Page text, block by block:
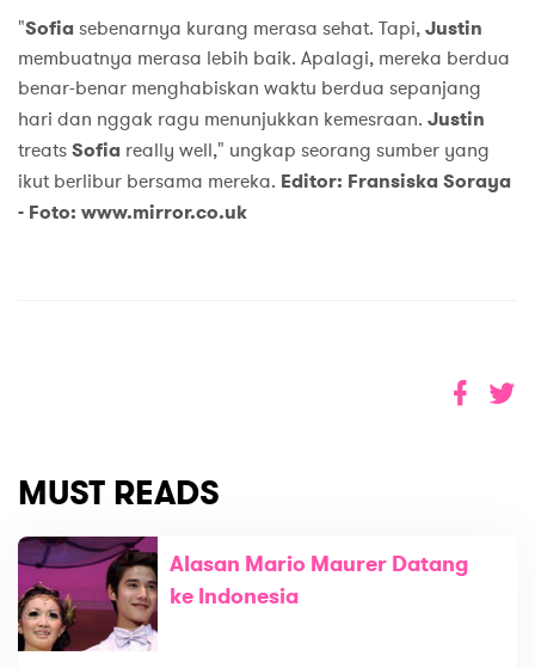
"Sofia sebenarnya kurang merasa sehat. Tapi,Justin
membuatnya merasa lebih baik. Apalagi, mereka berdua
benar-benar menghabiskan waktu berdua sepanjang
hari dan nggak ragu menunjukkan kemesraan. Justin
treatsSofia really well," ungkap seorang sumber yang
ikut berlibur bersama mereka. Editor: Fransiska Soraya
- Foto: www.mirror.co.uk
MUST READS
Alasan Mario Maurer Datang
ke Indonesia